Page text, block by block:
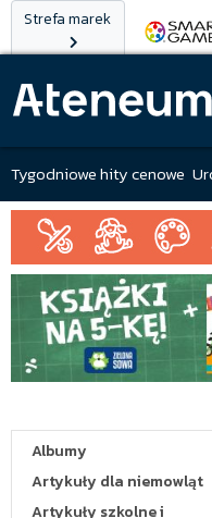
Strefa marek
Tygodniowe hity cenowe
Albumy
Artykuły dla niemowląt
Artykuły szkolne i